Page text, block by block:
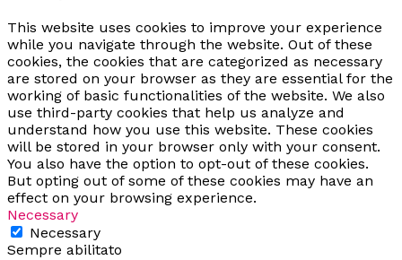
This website uses cookies to improve your experience
while you navigate through the website. Out of these
cookies, the cookies that are categorized as necessary
are stored on your browser as they are essential for the
working of basic functionalities of the website. We also
use third-party cookies that help us analyze and
understand how you use this website. These cookies
will be stored in your browser only with your consent.
You also have the option to opt-out of these cookies.
But opting out of some of these cookies may have an
effect on your browsing experience.
Necessary
Necessary
Sempre abilitato